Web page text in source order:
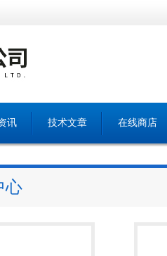
讯 技术文章 在线商店
心